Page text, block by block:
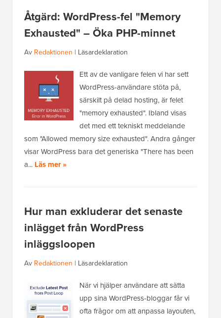
Åtgärd: WordPress-fel "Memory
Exhausted" – Öka PHP-minnet
Av Redaktionen | Läsardeklaration
Ett av de vanligare felen vi har sett
WordPress-användare stöta på,
särskilt på delad hosting, är felet
"memory exhausted". Ibland visas
det med ett tekniskt meddelande
som "Allowed memory size exhausted". Andra gånger
visar WordPress bara det generiska "There has been
a... Läs mer »
Hur man exkluderar det senaste
inlägget från WordPress
inläggsloopen
Av Redaktionen | Läsardeklaration
När vi hjälper användare att sätta
upp sina WordPress-bloggar får vi
ofta frågor om att anpassa layouten,